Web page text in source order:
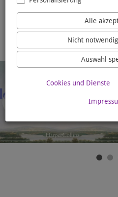
Alle
Nicht
Auswahl
Cookies und Dienste
Buchhandlung